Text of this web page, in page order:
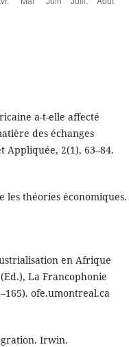
a-t-elle affecté
des échanges
Appliquée, 2(1), 63–84.
les théories économiques.
en Afrique
La Francophonie
ofe.umontreal.ca
Irwin.